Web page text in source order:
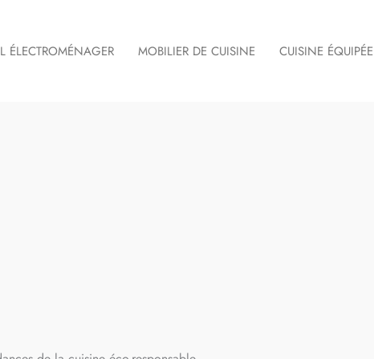
ÉLECTROMÉNAGER MOBILIER DE CUISINE CUISINE ÉQUIPÉE